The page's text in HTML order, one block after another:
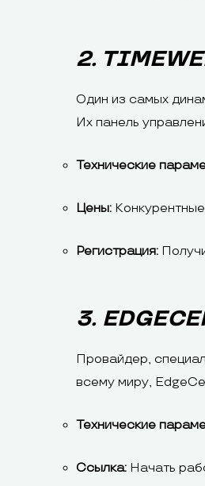
2.
Один из самых
Их панель
Технические
Цены:
Регистрация:
3.
Провайдер,
всему миру,
Технические
Ссылка: Начать